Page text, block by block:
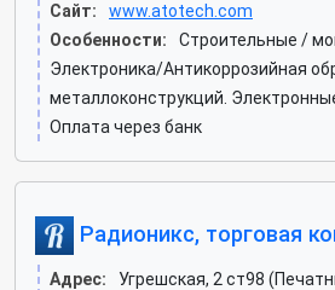
Сайт:
www.atotech.com
Особенности:
Строительные /
Электроника/Антикоррозийная
металлоконструкций.
Оплата через банк
Радионикс, торговая
Адрес:
Угрешская, 2 ст98